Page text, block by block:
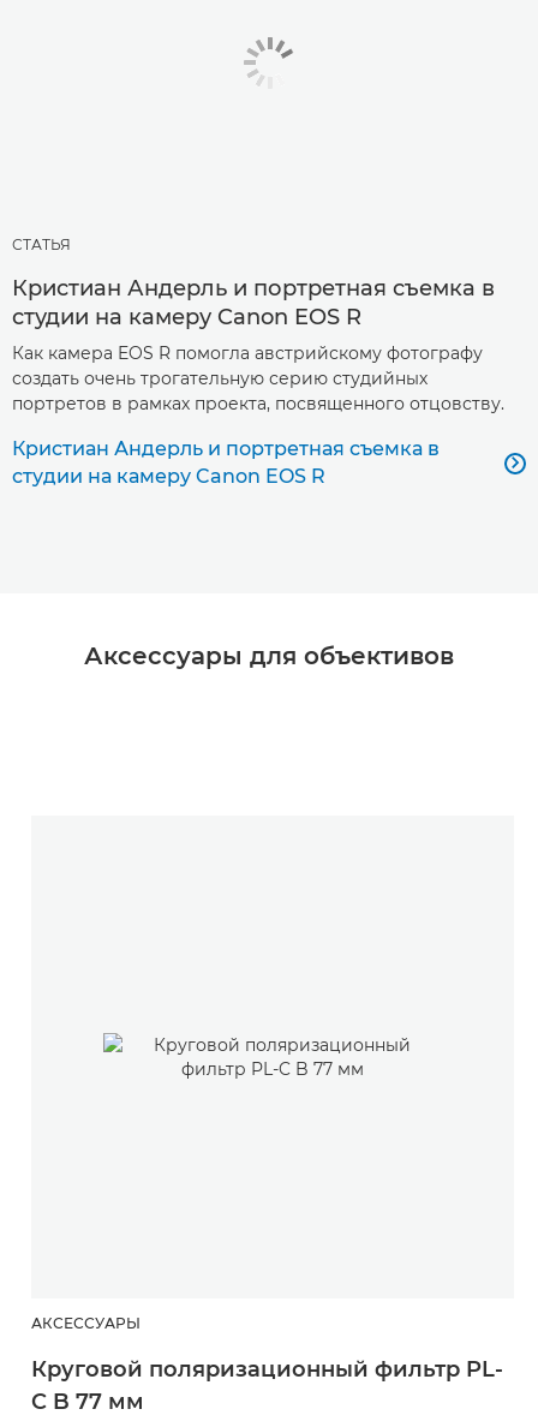
СТАТЬЯ
Кристиан Андерль и портретная съемка в
студии на камеру Canon EOS R
Как камера EOS R помогла австрийскому фотографу
создать очень трогательную серию студийных
портретов в рамках проекта, посвященного отцовству.
Кристиан Андерль и портретная съемка в
студии на камеру Canon EOS R

Аксессуары для объективов
АКСЕССУАРЫ
Круговой поляризационный фильтр PL-
C B 77 мм